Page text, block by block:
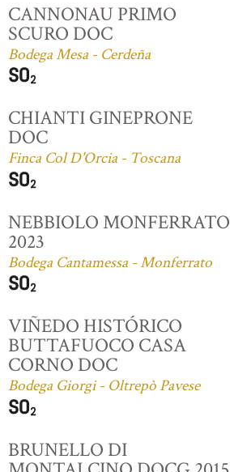
CANNONAU PRIMO
SCURO DOC
Bodega Mesa - Cerdeña
CHIANTI GINEPRONE
DOC
Finca Col D'Orcia - Toscana
NEBBIOLO MONFERRATO
2023
Bodega Cantamessa - Monferrato
VIÑEDO HISTÓRICO
BUTTAFUOCO CASA
CORNO DOC
Bodega Giorgi - Oltrepò Pavese
BRUNELLO DI